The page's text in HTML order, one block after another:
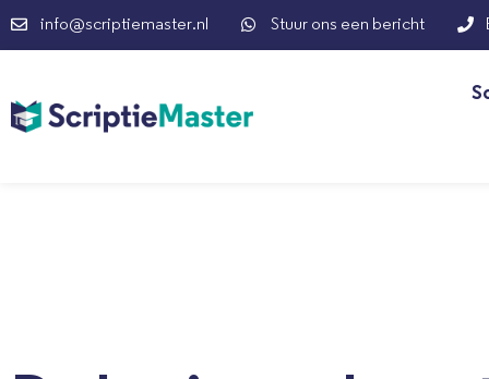
info@scriptiemaster.nl Stuur ons een bericht